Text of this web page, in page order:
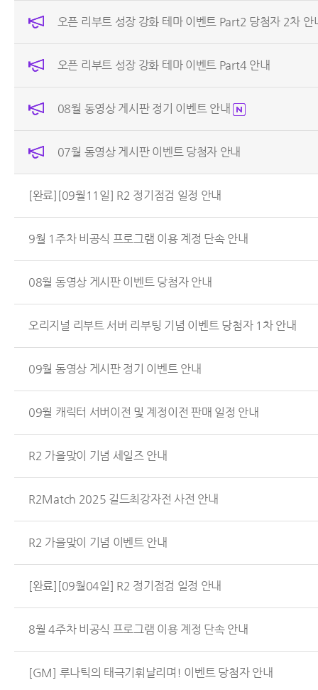
오픈 리부트 성장 강화 테마 이벤트 Part2 당첨자 2차 안
오픈 리부트 성장 강화 테마 이벤트 Part4 안내
08월 동영상 게시판 정기 이벤트 안내
07월 동영상 게시판 이벤트 당첨자 안내
[완료][09월11일] R2 정기점검 일정 안내
9월 1주차 비공식 프로그램 이용 계정 단속 안내
08월 동영상 게시판 이벤트 당첨자 안내
오리지널 리부트 서버 리부팅 기념 이벤트 당첨자 1차 안내
09월 동영상 게시판 정기 이벤트 안내
09월 캐릭터 서버이전 및 계정이전 판매 일정 안내
R2 가을맞이 기념 세일즈 안내
R2Match 2025 길드최강자전 사전 안내
R2 가을맞이 기념 이벤트 안내
[완료][09월04일] R2 정기점검 일정 안내
8월 4주차 비공식 프로그램 이용 계정 단속 안내
[GM] 루나틱의 태극기휘날리며! 이벤트 당첨자 안내